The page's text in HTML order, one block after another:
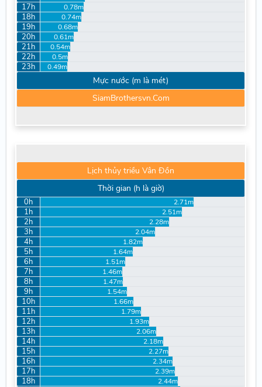
17h 0.78m
18h 0.74m
19h 0.68m
20h 0.61m
21h 0.54m
22h 0.5m
23h 0.49m
Mực nước (m là mét)
SiamBrothersvn.Com
Lịch thủy triều Vân Đồn
Thời gian (h là giờ)
0h 2.71m
1h 2.51m
2h 2.28m
3h 2.04m
4h 1.82m
5h 1.64m
6h 1.51m
7h 1.46m
8h 1.47m
9h 1.54m
10h 1.66m
11h 1.79m
12h 1.93m
13h 2.06m
14h 2.18m
15h 2.27m
16h 2.34m
17h 2.39m
18h 2.44m